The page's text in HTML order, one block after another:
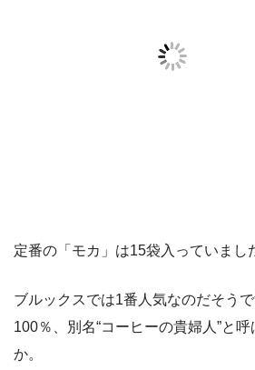
定番の「モカ」は15袋入っていまし
ブルックスでは1番人気なのだそうで
100％、別名“コーヒーの貴婦人”と
か。